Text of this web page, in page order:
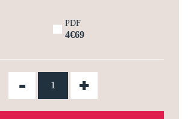
PDF
4€69
- +